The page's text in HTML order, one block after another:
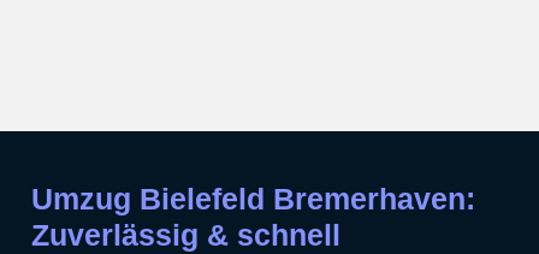
Umzug Bielefeld Bremerhaven:
Zuverlässig & schnell